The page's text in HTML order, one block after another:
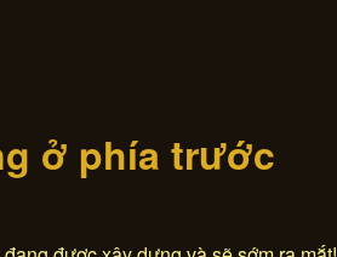
ở phía trước